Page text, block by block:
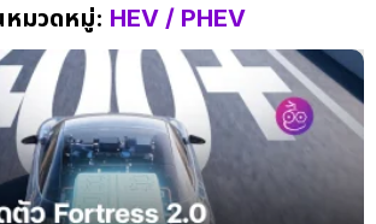
หมวดหมู่: HEV / PHEV